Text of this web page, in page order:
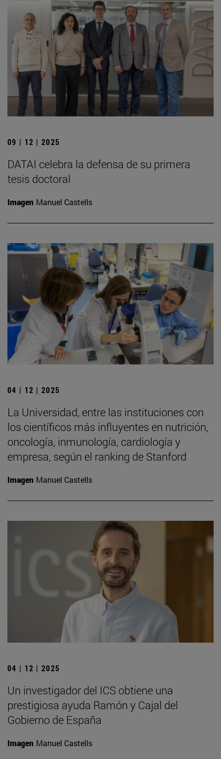
09 | 12 | 2025
DATAI celebra la defensa de su primera
tesis doctoral
Imagen Manuel Castells
04 | 12 | 2025
La Universidad, entre las instituciones con
los científicos más influyentes en nutrición,
oncología, inmunología, cardiología y
empresa, según el ranking de Stanford
Imagen Manuel Castells
04 | 12 | 2025
Un investigador del ICS obtiene una
prestigiosa ayuda Ramón y Cajal del
Gobierno de España
Imagen Manuel Castells